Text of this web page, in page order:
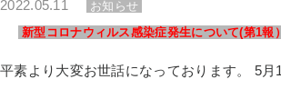
2022.05.11
お知らせ
新型コロナウィルス感染症発生について(第1報）